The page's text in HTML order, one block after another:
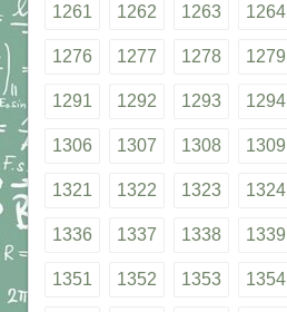
1261 1262 1263 1264
1276 1277 1278 1279
1291 1292 1293 1294
1306 1307 1308 1309
1321 1322 1323 1324
1336 1337 1338 1339
1351 1352 1353 1354